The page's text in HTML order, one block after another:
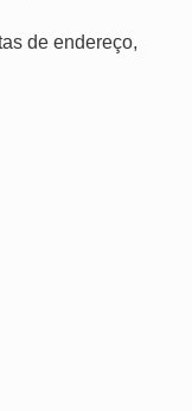
de endereço,